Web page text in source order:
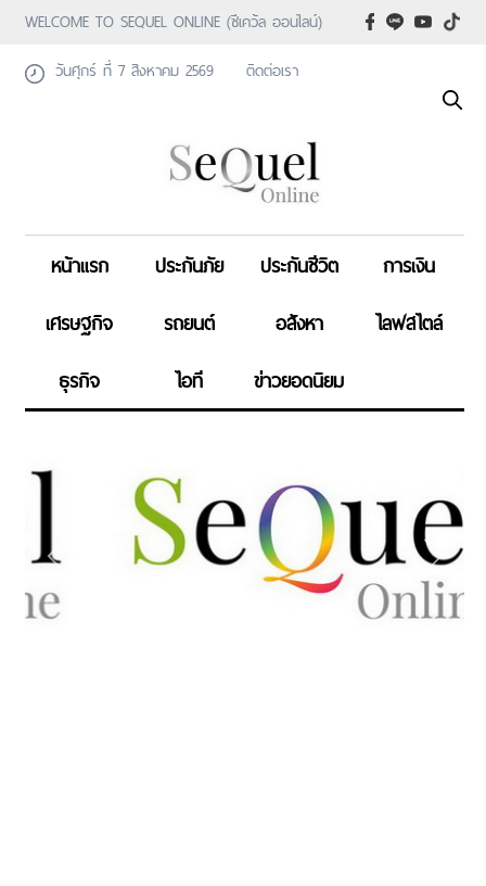
WELCOME TO SEQUEL ONLINE (ซีเคว้ล ออนไลน์)
วันศุกร์ ที่ 7 สิงหาคม 2569
ติดต่อเรา
หน้าแรก ประกันภัย ประกันชีวิต
การเงิน
เศรษฐกิจ
รถยนต์ อสังหา
ไลฟสไตล์
ธุรกิจ
ไอที ข่าวยอดนิยม